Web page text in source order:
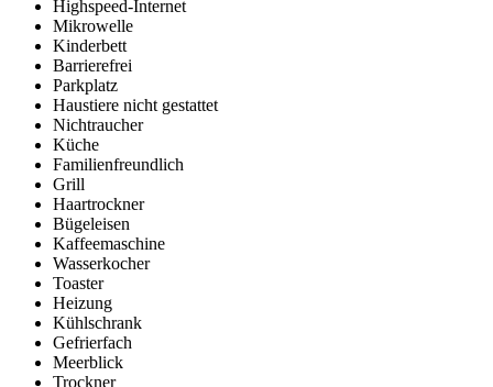
Highspeed-Internet
Mikrowelle
Kinderbett
Barrierefrei
Parkplatz
Haustiere nicht gestattet
Nichtraucher
Küche
Familienfreundlich
Grill
Haartrockner
Bügeleisen
Kaffeemaschine
Wasserkocher
Toaster
Heizung
Kühlschrank
Gefrierfach
Meerblick
Trockner